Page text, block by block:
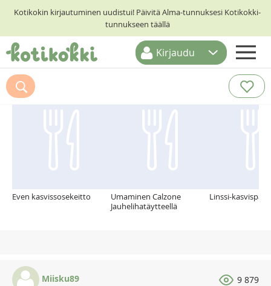
Kotikokin kirjautuminen uudistui! Päivitä Alma-tunnuksesi Kotikokki-
tunnukseen täällä
ETUSIVU
RESEPTIHAKU
Kirjaudu
Suosittelemme myös
Even kasvissosekeitto
Umaminen Calzone
Jauhelihatäytteellä
Linssi-kasvispata
Miisku89 9 879